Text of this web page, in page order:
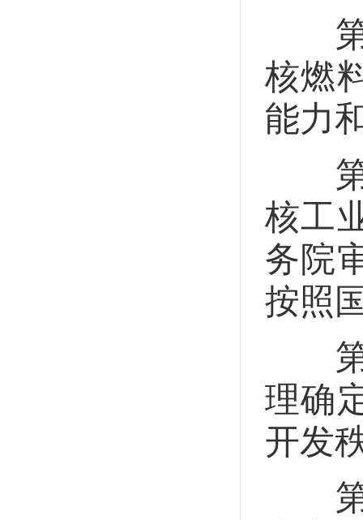
第
核燃
能力
第
核工
务院
按照
第
理确
开发
第